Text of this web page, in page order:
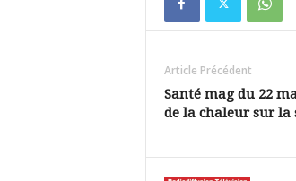
k
Article Précédent
Santé mag du 22
de la chaleur sur la